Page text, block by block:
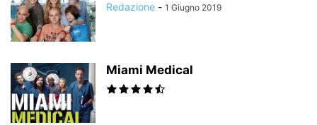
Redazione - 1 Giugno 2019
Miami Medical